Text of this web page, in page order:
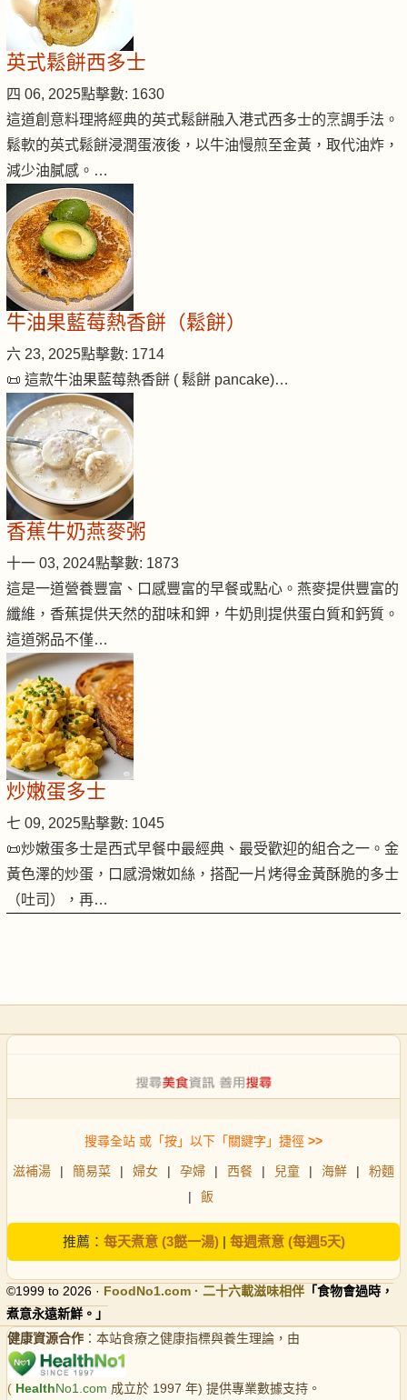
英式鬆餅西多士
四 06, 2025點擊數: 1630
這道創意料理將經典的英式鬆餅融入港式西多士的烹調手法。
鬆軟的英式鬆餅浸潤蛋液後，以牛油慢煎至金黃，取代油炸，
減少油膩感。…
牛油果藍莓熱香餅（鬆餅）
六 23, 2025點擊數: 1714
📜 這款牛油果藍莓熱香餅 ( 鬆餅 pancake)…
香蕉牛奶燕麥粥
十一 03, 2024點擊數: 1873
這是一道營養豐富、口感豐富的早餐或點心。燕麥提供豐富的
纖維，香蕉提供天然的甜味和鉀，牛奶則提供蛋白質和鈣質。
這道粥品不僅…
炒嫩蛋多士
七 09, 2025點擊數: 1045
📜炒嫩蛋多士是西式早餐中最經典、最受歡迎的組合之一。金
黃色澤的炒蛋，口感滑嫩如絲，搭配一片烤得金黃酥脆的多士
（吐司），再…
搜尋全站 或「按」以下「關鍵字」捷徑 >>
滋補湯 | 簡易菜 | 婦女 | 孕婦 | 西餐 | 兒童 | 海鮮 |
粉麵
|
飯
推薦： 每天煮意 (3餸一湯)| 每週煮意 (每週5天)
©1999 to 2026 · FoodNo1.com · 二十六載滋味相伴 「食物會過時，
煮意永遠新鮮。」
健康資源合作 ：本站食療之健康指標與養生理論，由
( HealthNo1.com 成立於 1997 年) 提供專業數據支持。